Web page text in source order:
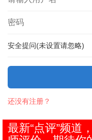
安全提问(未设置请忽略)
还没有注册？
最新“点评”频道